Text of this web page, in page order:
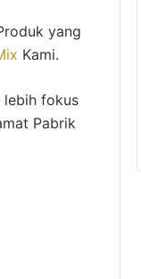
yang
Kami.
lebih fokus
Pabrik